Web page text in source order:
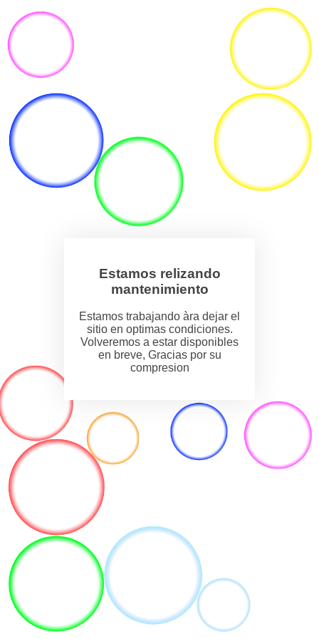
Estamos relizando
mantenimiento
Estamos trabajando àra dejar el
sitio en optimas condiciones.
Volveremos a estar disponibles
en breve, Gracias por su
compresion